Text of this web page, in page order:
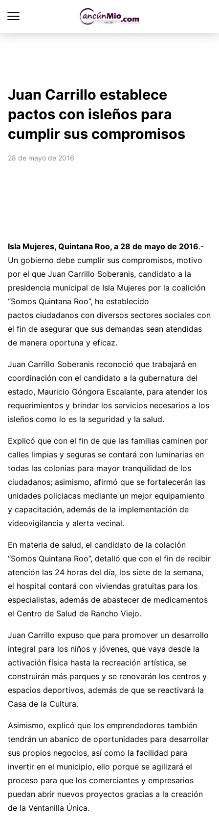
Juan Carrillo establece
pactos con isleños para
cumplir sus compromisos
28 de mayo de 2016
Isla Mujeres, Quintana Roo, a 28 de mayo de 2016.-
Un gobierno debe cumplir sus compromisos, motivo
por el que Juan Carrillo Soberanis, candidato a la
presidencia municipal de Isla Mujeres por la coalición
“Somos Quintana Roo”, ha establecido
pactos ciudadanos con diversos sectores sociales con
el fin de asegurar que sus demandas sean atendidas
de manera oportuna y eficaz.
Juan Carrillo Soberanis reconoció que trabajará en
coordinación con el candidato a la gubernatura del
estado, Mauricio Góngora Escalante, para atender los
requerimientos y brindar los servicios necesarios a los
isleños como lo es la seguridad y la salud.
Explicó que con el fin de que las familias caminen por
calles limpias y seguras se contará con luminarias en
todas las colonias para mayor tranquilidad de los
ciudadanos; asimismo, afirmó que se fortalecerán las
unidades policiacas mediante un mejor equipamiento
y capacitación, además de la implementación de
videovigilancia y alerta vecinal.
En materia de salud, el candidato de la colación
“Somos Quintana Roo”, detalló que con el fin de recibir
atención las 24 horas del día, los siete de la semana,
el hospital contará con viviendas gratuitas para los
especialistas, además de abastecer de medicamentos
el Centro de Salud de Rancho Viejo.
Juan Carrillo expuso que para promover un desarrollo
integral para los niños y jóvenes, que vaya desde la
activación física hasta la recreación artística, se
construirán más parques y se renovarán los centros y
espacios deportivos, además de que se reactivará la
Casa de la Cultura.
Asimismo, explicó que los emprendedores también
tendrán un abanico de oportunidades para desarrollar
sus propios negocios, así como la facilidad para
invertir en el municipio, ello porque se agilizará el
proceso para que los comerciantes y empresarios
puedan abrir nuevos proyectos gracias a la creación
de la Ventanilla Única.